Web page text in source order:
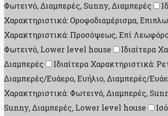
Φωτεινό, Διαμπερές, Sunny, Διαμπερές
Χαρακτηριστικά: Οροφοδιαμέρισμα,
Χαρακτηριστικά: Προσόψεως, Επί
Φωτεινό, Lower level house
Ιδιαίτερα
Διαμπερές
Ιδιαίτερα Χαρακτηριστικά:
Διαμπερές/Ευάερο, Ευήλιο, Διαμπερές/
Χαρακτηριστικά: Φωτεινό, Διαμπερές,
Sunny, Διαμπερές, Lower level house